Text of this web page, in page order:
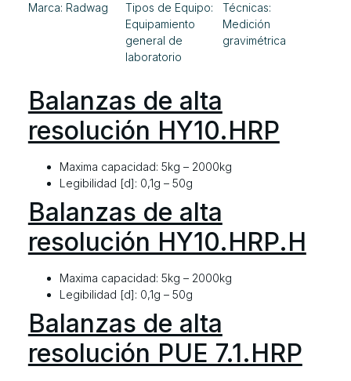
Marca: Radwag
Tipos de Equipo:
Equipamiento
general de
laboratorio
Técnicas:
Medición
gravimétrica
Balanzas de alta
resolución HY10.HRP
Maxima capacidad: 5kg – 2000kg
Legibilidad [d]: 0,1g – 50g
Balanzas de alta
resolución HY10.HRP.H
Maxima capacidad: 5kg – 2000kg
Legibilidad [d]: 0,1g – 50g
Balanzas de alta
resolución PUE 7.1.HRP